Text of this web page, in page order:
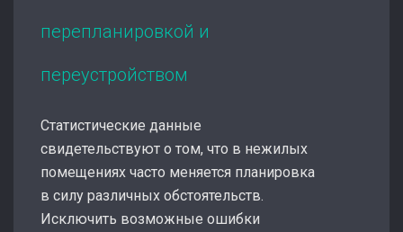
перепланировкой и
переустройством
Статистические данные
свидетельствуют о том, что в нежилых
помещениях часто меняется планировка
в силу различных обстоятельств.
Исключить возможные ошибки